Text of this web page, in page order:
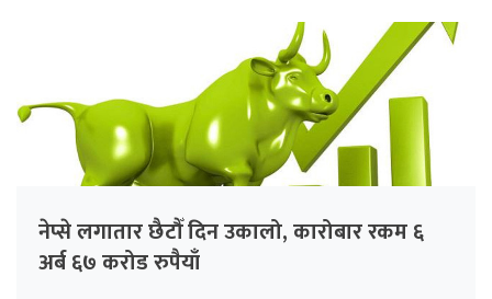
नेप्से लगातार छैटौँ दिन उकालो, कारोबार रकम ६
अर्ब ६७ करोड रुपैयाँ